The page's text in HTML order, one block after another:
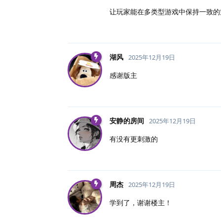
让玩家能在多类型游戏中保持一致的
湖风 2025年12月19日
感谢版主
安静的房间 2025年12月19日
有没有更刺激的
周杰 2025年12月19日
学到了，谢谢楼主！